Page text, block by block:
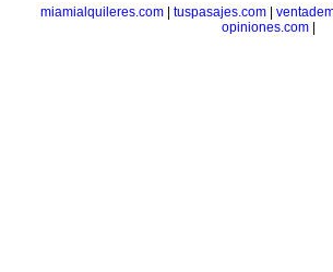
miamialquileres.com
tuspasajes.com
opiniones.com